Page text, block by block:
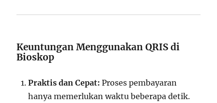
Keuntungan Menggunakan QRIS di
Bioskop
Praktis dan Cepat: Proses pembayaran
hanya memerlukan waktu beberapa detik.